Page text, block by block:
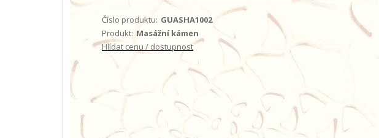
Číslo produktu: GUASHA1002
Produkt: Masážní kámen
Hlídat cenu / dostupnost